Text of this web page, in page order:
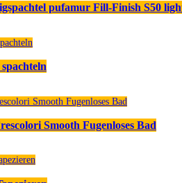
pufamur Fill-Finish S50
Smooth Fugenloses Bad